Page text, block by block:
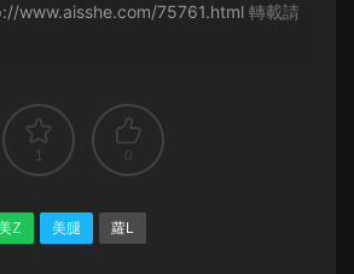
www.aisshe.com/75761.html 轉載請
1 0
Z 美腿 蘿L